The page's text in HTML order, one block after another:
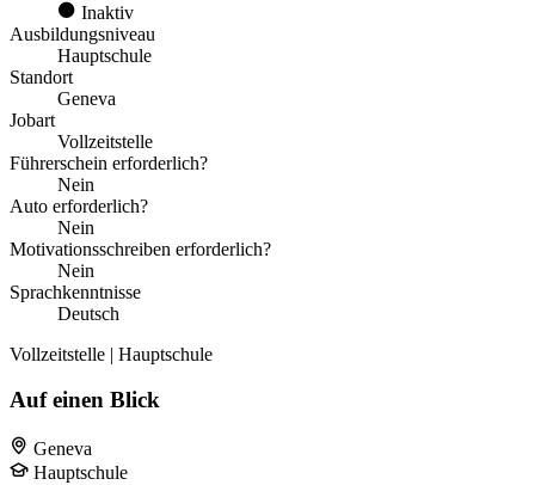
Inaktiv
Ausbildungsniveau
Hauptschule
Standort
Geneva
Jobart
Vollzeitstelle
Führerschein erforderlich?
Nein
Auto erforderlich?
Nein
Motivationsschreiben erforderlich?
Nein
Sprachkenntnisse
Deutsch
Vollzeitstelle | Hauptschule
Auf einen Blick
Geneva
Hauptschule